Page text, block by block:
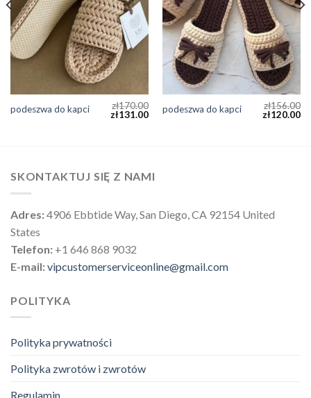
podeszwa do kapci zł170.00
zł131.00 podeszwa do kapci zł156.00
zł120.00
SKONTAKTUJ SIĘ Z NAMI
Adres:4906 Ebbtide Way, San Diego, CA 92154 United
States
Telefon: +1 646 868 9032
E-mail:vipcustomerserviceonline@gmail.com
POLITYKA
Polityka prywatności
Polityka zwrotów i zwrotów
Regulamin